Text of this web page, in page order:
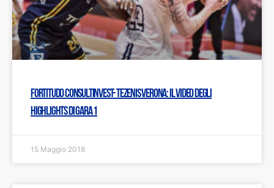
Fortitudo Consultinvest- Tezenis Verona: IL VIDEO degli
highlights di gara 1
15 Maggio 2018